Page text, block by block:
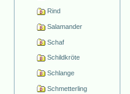
Rind
Salamander
Schaf
Schildkröte
Schlange
Schmetterling